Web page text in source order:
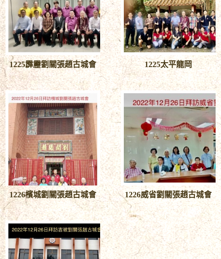
1225霹靂劉關張趙古城會 1225太平龍岡
1226檳城劉關張趙古城會 1226威省劉關張趙古城會